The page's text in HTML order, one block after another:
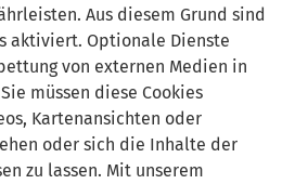
Aus diesem Grund sind
aktiviert. Optionale Dienste
von externen Medien in
müssen diese Cookies
Kartenansichten oder
oder sich die Inhalte der
zu lassen. Mit unserem